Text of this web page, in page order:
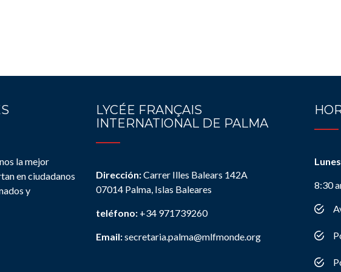
la mejor
en ciudadanos
y
LYCÉE FRANÇAIS
INTERNATIONAL DE PALMA
Dirección:Carrer Illes Balears 142A
07014 Palma, Islas Baleares
teléfono: +34 971739260
Email:secretaria.palma@mlfmonde.org
8:30